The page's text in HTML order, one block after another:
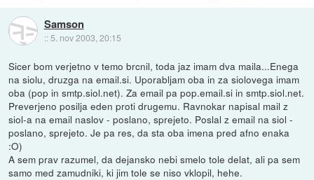
Samson
:: 5. nov 2003, 20:15
Sicer bom verjetno v temo brcnil, toda jaz imam dva maila...Enega
na siolu, druzga na email.si. Uporabljam oba in za siolovega imam
oba (pop in smtp.siol.net). Za email pa pop.email.si in smtp.siol.net.
Preverjeno posilja eden proti drugemu. Ravnokar napisal mail z
siol-a na email naslov - poslano, sprejeto. Poslal z email na siol -
poslano, sprejeto. Je pa res, da sta oba imena pred afno enaka
:O)
A sem prav razumel, da dejansko nebi smelo tole delat, ali pa sem
samo med zamudniki, ki jim tole se niso vklopil, hehe.